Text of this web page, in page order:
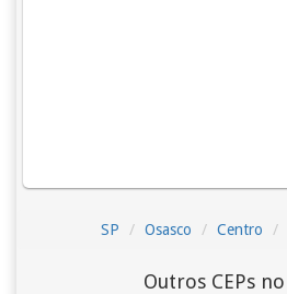
SP Osasco Centro
Outros CEPs